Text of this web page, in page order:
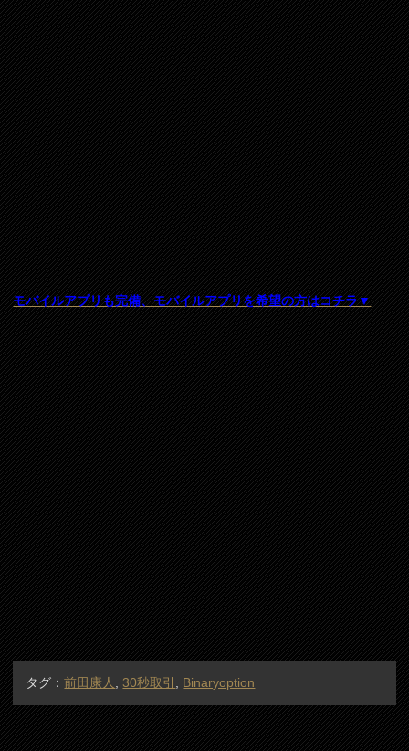
モバイルアプリも完備、モバイルアプリを希望の方はコチラ▼
タグ：前田康人 ,30秒取引 Binaryoption